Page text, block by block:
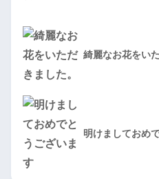
綺麗なお花をい
明けましておめ